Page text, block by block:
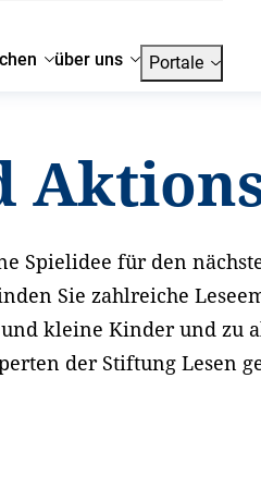
über uns Portale
Spielidee für den
Sie zahlreiche
kleine Kinder und zu
der Stiftung Lesen